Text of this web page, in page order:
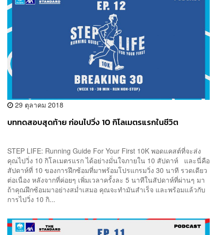
29 ตุลาคม 2018
บททดสอบสุดท้าย ก่อนไปวิ่ง 10 กิโลเมตรแรกในชีวิต
STEP LIFE: Running Guide For Your First 10K พอดแคสต์ที่จะส่ง
คุณไปวิ่ง 10 กิโลเมตรแรก ได้อย่างมั่นใจภายใน 10 สัปดาห์ และนี่คือ
สัปดาห์ที่ 10 ของการฝึกซ้อมที่มาพร้อมโปรแกรมวิ่ง 30 นาที รวดเดียว
ต่อเนื่อง หลังจากที่ค่อยๆ เพิ่มเวลาครั้งละ 5 นาทีในสัปดาห์ที่ผ่านๆ มา
ถ้าคุณฝึกซ้อมมาอย่างสม่ำเสมอ คุณจะทำมันสำเร็จ และพร้อมแล้วกับ
การไปวิ่ง 10 กิ...